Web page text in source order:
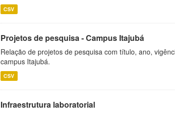
CSV
Projetos de pesquisa - Campus Itajubá
Relação de projetos de pesquisa com título, ano,
campus Itajubá.
CSV
Infraestrutura laboratorial